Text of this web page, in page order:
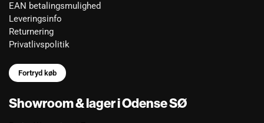
EAN betalingsmulighed
Leveringsinfo
Returnering
Privatlivspolitik
Fortryd køb
Showroom & lager i Odense SØ